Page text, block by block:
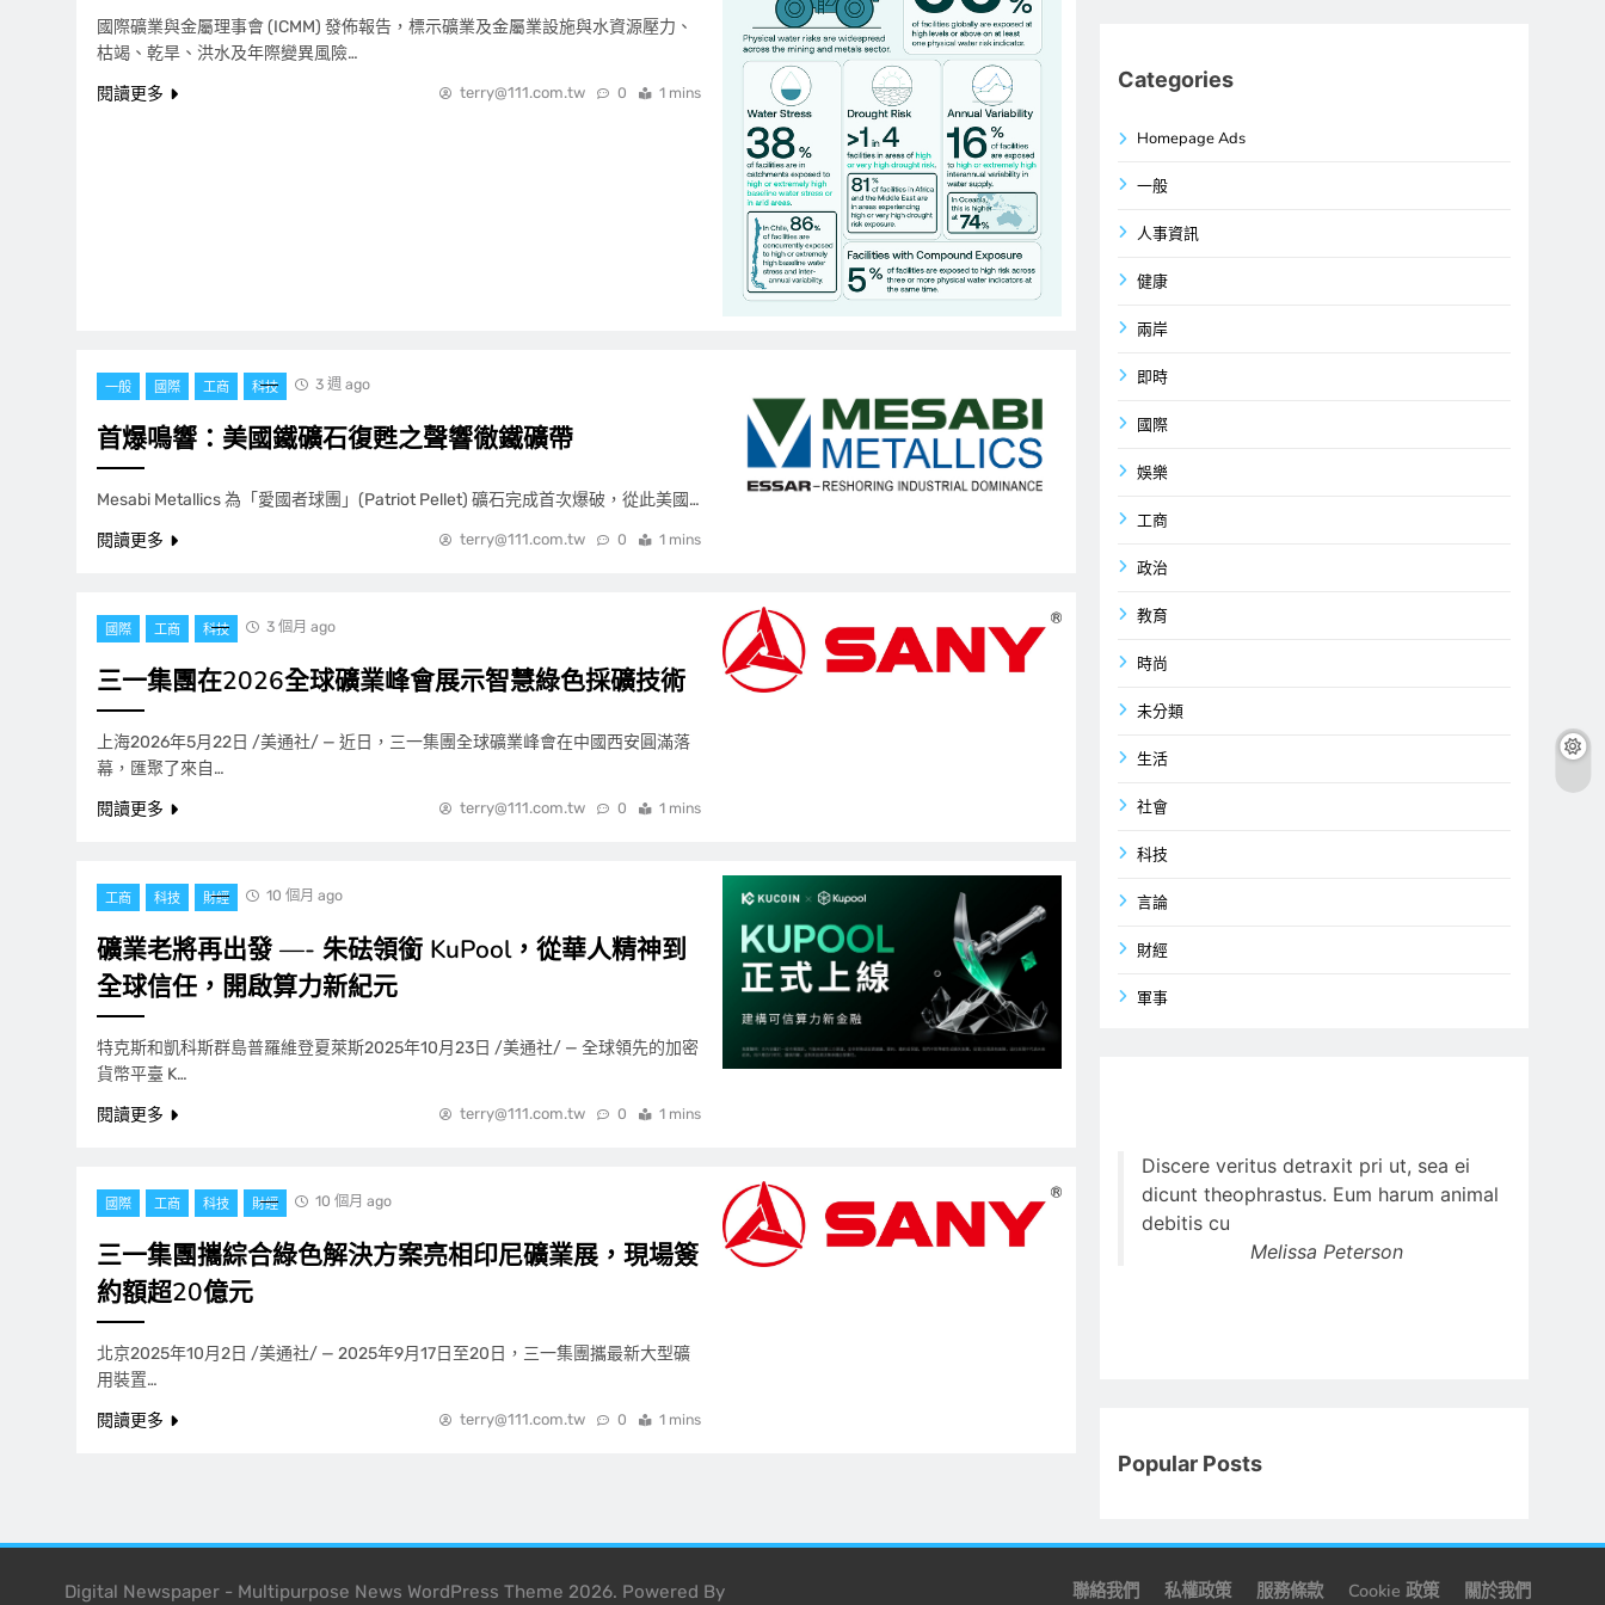
國際礦業與金屬理事會 (ICMM) 發佈報告，標示礦業及金屬業設施與水資源壓力、
枯竭、乾旱、洪水及年際變異風險…
閱讀更多
terry@111.com.tw 0 1 mins
一般 國際 工商 科技 3 週 ago
首爆鳴響：美國鐵礦石復甦之聲響徹鐵礦帶
Mesabi Metallics 為「愛國者球團」(Patriot Pellet) 礦石完成首次爆破，從此美國…
閱讀更多
terry@111.com.tw 0 1 mins
國際 工商 科技 3 個月 ago
三一集團在2026全球礦業峰會展示智慧綠色採礦技術
上海2026年5月22日 /美通社/ — 近日，三一集團全球礦業峰會在中國西安圓滿落
幕，匯聚了來自…
閱讀更多
terry@111.com.tw 0 1 mins
工商 科技 財經 10 個月 ago
礦業老將再出發 —- 朱砝領銜 KuPool，從華人精神到
全球信任，開啟算力新紀元
特克斯和凱科斯群島普羅維登夏萊斯2025年10月23日 /美通社/ — 全球領先的加密
貨幣平臺 K…
閱讀更多
terry@111.com.tw 0 1 mins
國際 工商 科技 財經 10 個月 ago
三一集團攜綜合綠色解決方案亮相印尼礦業展，現場簽
約額超20億元
北京2025年10月2日 /美通社/ — 2025年9月17日至20日，三一集團攜最新大型礦
用裝置…
閱讀更多
terry@111.com.tw 0 1 mins
Categories
Homepage Ads
一般
人事資訊
健康
兩岸
即時
國際
娛樂
工商
政治
教育
時尚
未分類
生活
社會
科技
言論
財經
軍事
Discere veritus detraxit pri ut, sea ei
dicunt theophrastus. Eum harum animal
debitis cu
Melissa Peterson
Popular Posts
Digital Newspaper - Multipurpose News WordPress Theme 2026. Powered By 聯絡我們 私權政策 服務條款 Cookie 政策 關於我們